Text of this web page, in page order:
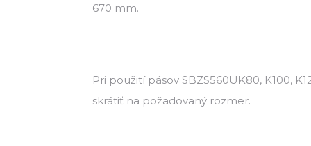
670 mm.
Pri použití pásov SBZS560UK80, K100,
skrátiť na požadovaný rozmer.